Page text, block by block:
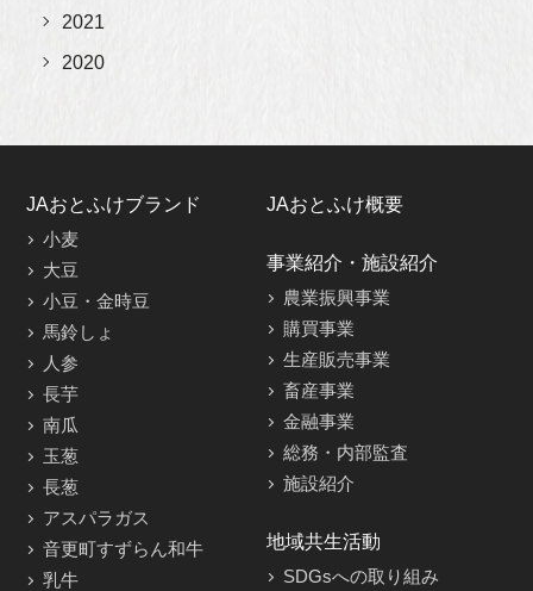
2021
2020
JAおとふけブランド
小麦
大豆
小豆・金時豆
馬鈴しょ
人参
長芋
南瓜
玉葱
長葱
アスパラガス
音更町すずらん和牛
乳牛
JAおとふけ概要
事業紹介・施設紹介
農業振興事業
購買事業
生産販売事業
畜産事業
金融事業
総務・内部監査
施設紹介
地域共生活動
SDGsへの取り組み